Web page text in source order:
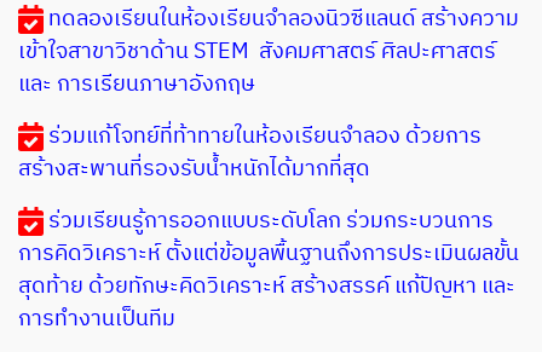
ทดลองเรียนในห้องเรียนจำลองนิวซีแลนด์ สร้างความ
เข้าใจสาขาวิชาด้าน STEM สังคมศาสตร์ ศิลปะศาสตร์
และ การเรียนภาษาอังกฤษ
ร่วมแก้โจทย์ที่ท้าทายในห้องเรียนจำลอง ด้วยการ
สร้างสะพานที่รองรับน้ำหนักได้มากที่สุด
ร่วมเรียนรู้การออกแบบระดับโลก ร่วมกระบวนการ
การคิดวิเคราะห์ ตั้งแต่ข้อมูลพื้นฐานถึงการประเมินผลขั้น
สุดท้าย ด้วยทักษะคิดวิเคราะห์ สร้างสรรค์ แก้ปัญหา และ
การทำงานเป็นทีม